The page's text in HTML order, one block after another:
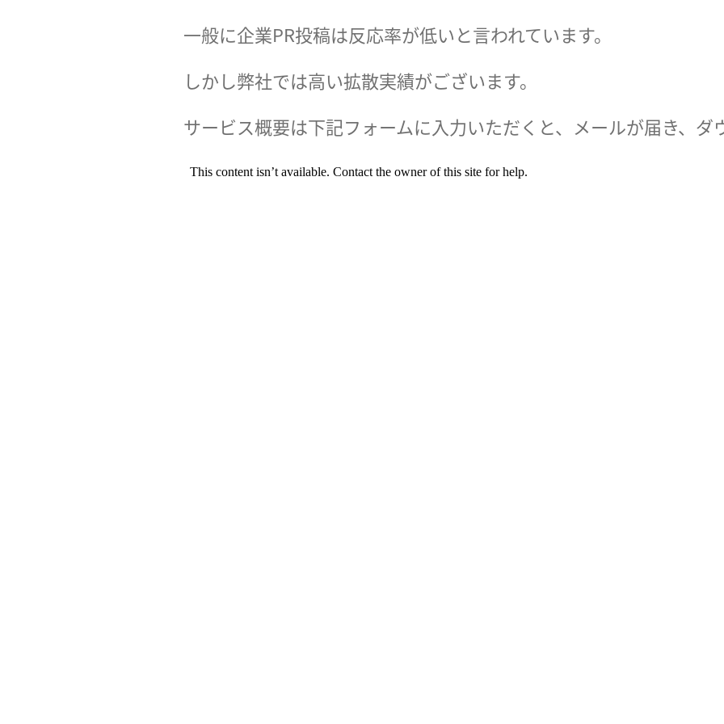
一般に企業PR投稿は反応率が低いと言われています。
しかし弊社では高い拡散実績がございます。
サービス概要は下記フォームに入力いただくと、メールが届き、ダ